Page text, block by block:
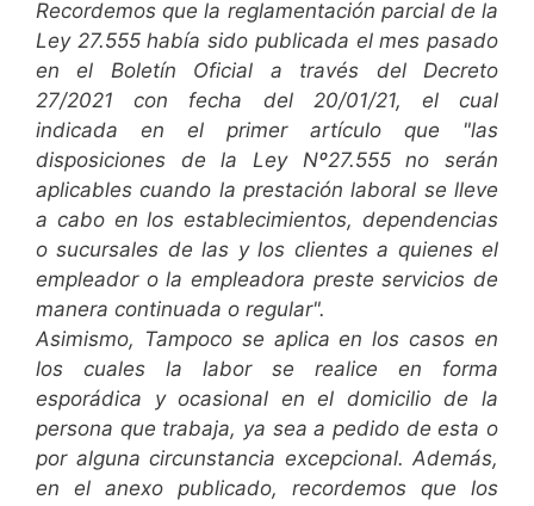
Recordemos que la reglamentación parcial de la
Ley 27.555 había sido publicada el mes pasado
en el Boletín Oficial a través del Decreto
27/2021 con fecha del 20/01/21, el cual
indicada en el primer artículo que "las
disposiciones de la Ley Nº27.555 no serán
aplicables cuando la prestación laboral se lleve
a cabo en los establecimientos, dependencias
o sucursales de las y los clientes a quienes el
empleador o la empleadora preste servicios de
manera continuada o regular".
Asimismo, Tampoco se aplica en los casos en
los cuales la labor se realice en forma
esporádica y ocasional en el domicilio de la
persona que trabaja, ya sea a pedido de esta o
por alguna circunstancia excepcional. Además,
en el anexo publicado, recordemos que los